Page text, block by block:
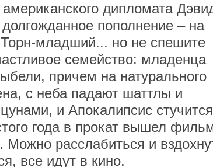
дипломата
пополнение – на
Торн-младший... но не спешите
семейство: младенца
причем на натурального
с неба падают шаттлы и
и Апокалипсис
года в прокат вышел
расслабиться и
все идут в кино.